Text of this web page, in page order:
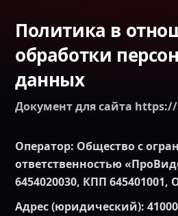
Политика в
обработки
данных
Документ для сайта
Оператор: Общество с
ответственностью
6454020030, КПП 645401001,
Адрес (юридический):